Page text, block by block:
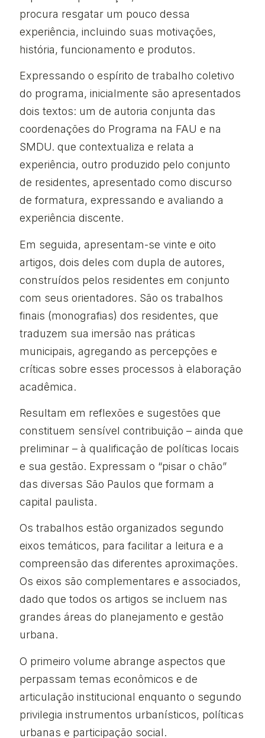
procura resgatar um pouco dessa
experiência, incluindo suas motivações,
história, funcionamento e produtos.
Expressando o espírito de trabalho coletivo
do programa, inicialmente são apresentados
dois textos: um de autoria conjunta das
coordenações do Programa na FAU e na
SMDU. que contextualiza e relata a
experiência, outro produzido pelo conjunto
de residentes, apresentado como discurso
de formatura, expressando e avaliando a
experiência discente.
Em seguida, apresentam-se vinte e oito
artigos, dois deles com dupla de autores,
construídos pelos residentes em conjunto
com seus orientadores. São os trabalhos
finais (monografias) dos residentes, que
traduzem sua imersão nas práticas
municipais, agregando as percepções e
críticas sobre esses processos à elaboração
acadêmica.
Resultam em reflexões e sugestões que
constituem sensível contribuição – ainda que
preliminar – à qualificação de políticas locais
e sua gestão. Expressam o “pisar o chão”
das diversas São Paulos que formam a
capital paulista.
Os trabalhos estão organizados segundo
eixos temáticos, para facilitar a leitura e a
compreensão das diferentes aproximações.
Os eixos são complementares e associados,
dado que todos os artigos se incluem nas
grandes áreas do planejamento e gestão
urbana.
O primeiro volume abrange aspectos que
perpassam temas econômicos e de
articulação institucional enquanto o segundo
privilegia instrumentos urbanísticos, políticas
urbanas e participação social.